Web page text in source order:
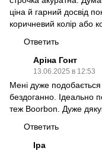
ціна й гарний досвід
коричневий колір або
Ответить
Аріна Гонт
13.06.2025 в 12:53
Мені дуже
бездоганно. Ідеально
теж Вoorbon. Дуже
Ответить
Іра